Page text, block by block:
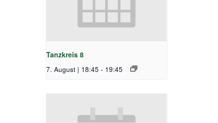
Tanzkreis 8
7. August | 18:45 - 19:45